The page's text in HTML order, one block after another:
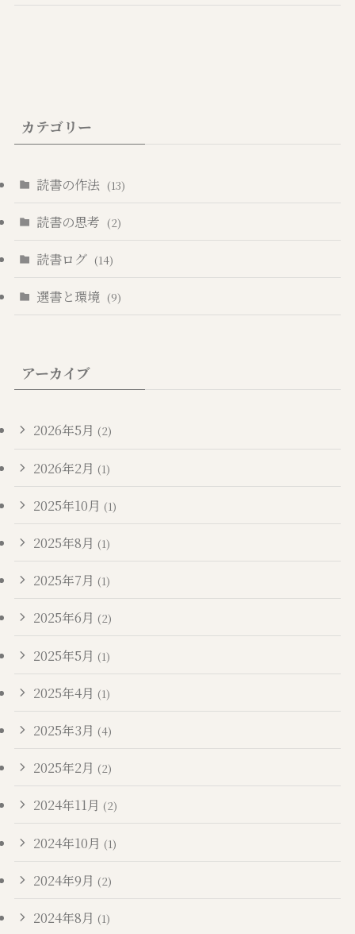
カテゴリー
読書の作法 (13)
読書の思考 (2)
読書ログ (14)
選書と環境 (9)
アーカイブ
2026年5月 (2)
2026年2月 (1)
2025年10月 (1)
2025年8月 (1)
2025年7月 (1)
2025年6月 (2)
2025年5月 (1)
2025年4月 (1)
2025年3月 (4)
2025年2月 (2)
2024年11月 (2)
2024年10月 (1)
2024年9月 (2)
2024年8月 (1)